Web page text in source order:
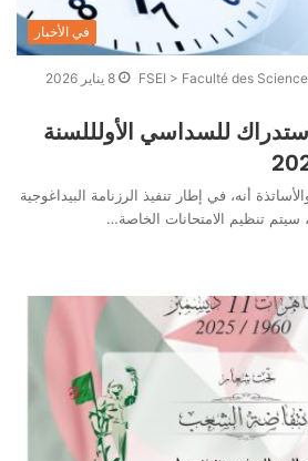
في الأخبار
FSEI > Faculté des
8 يناير 2026
للسداسي الأولللسنة
أنه، في إطار تنفيذ الرزنامة البيداغوجية